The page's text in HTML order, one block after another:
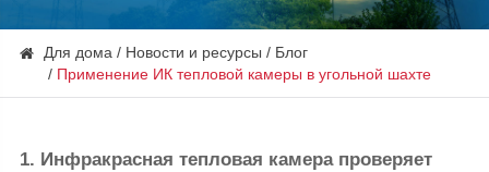
Для дома Новости и ресурсы
Блог
Применение ИК тепловой камеры в угольной шахте
1. Инфракрасная тепловая камера проверяет